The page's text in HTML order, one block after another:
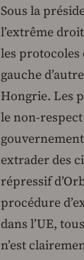
Sous la
l’extrême
les protocoles
gauche
Hongrie. Les
le non-
extrader des
répressif
procédure
dans l’UE,
n’est